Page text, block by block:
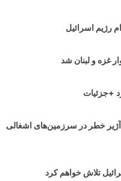
رژیم اسرائیل
غزه و لبنان شد
+جزئیات
آژیر خطر در سرزمین‌های اشغالی
تلاش خواهم کرد